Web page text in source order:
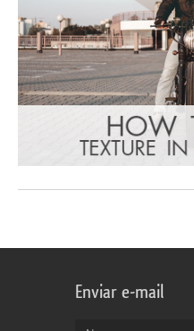
Enviar e-mail